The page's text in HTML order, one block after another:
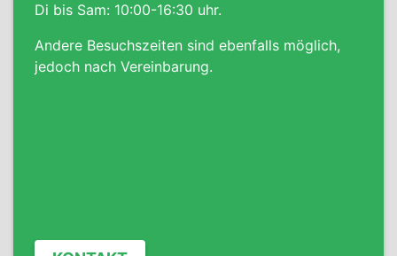
Di bis Sam: 10:00-16:30 uhr.
Andere Besuchszeiten sind ebenfalls möglich,
jedoch nach Vereinbarung.